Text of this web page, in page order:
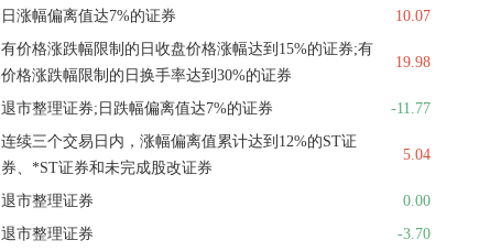
日涨幅偏离值达7%的证券 10.07
有价格涨跌幅限制的日收盘价格涨幅达到15%的证券;有
价格涨跌幅限制的日换手率达到30%的证券
19.98
退市整理证券;日跌幅偏离值达7%的证券 -11.77
连续三个交易日内，涨幅偏离值累计达到12%的ST证
券、*ST证券和未完成股改证券
5.04
退市整理证券 0.00
退市整理证券 -3.70